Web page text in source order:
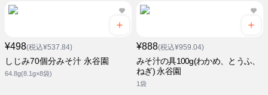
¥498(税込¥537.84)
しじみ70個分みそ汁 永谷園
64.8g(8.1g×8袋)
¥888(税込¥959.04)
みそ汁の具100g(わかめ、とうふ、
ねぎ) 永谷園
1袋